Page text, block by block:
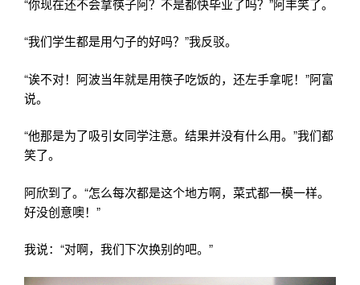
“我们学生都是用勺子的好吗？”我反驳。
“诶不对！阿波当年就是用筷子吃饭的，还左手拿呢！”阿富
说。
“他那是为了吸引女同学注意。结果并没有什么用。”我们都
笑了。
阿欣到了。“怎么每次都是这个地方啊，菜式都一模一样。
好没创意噢！”
我说：“对啊，我们下次换别的吧。”